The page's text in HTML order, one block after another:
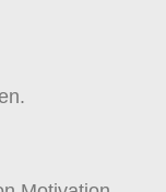
sind bei
Für
das, den